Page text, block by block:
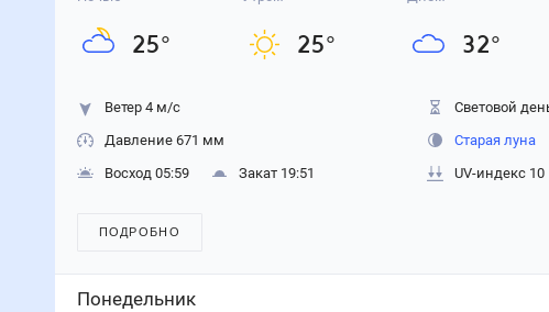
25° 25° 32°
Ветер 4 м/с
Давление 671 мм
Восход 05:59
Закат 19:51
Световой
Старая луна
UV-индекс 10
ПОДРОБНО
Понедельник